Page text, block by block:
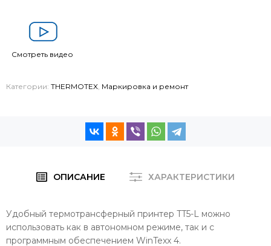
Смотреть видео
Категории: THERMOTEX, Маркировка и ремонт
ОПИСАНИЕ ХАРАКТЕРИСТИКИ
Удобный термотрансферный принтер TT5-L можно
использовать как в автономном режиме, так и с
программным обеспечением WinTexx 4.